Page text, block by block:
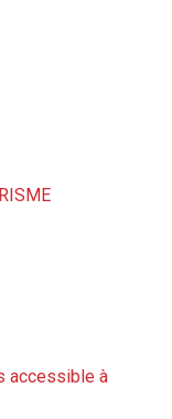
accessible à